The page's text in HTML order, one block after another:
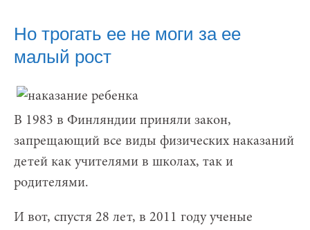
Но трогать ее не моги за ее
малый рост
В 1983 в Финляндии приняли закон,
запрещающий все виды физических наказаний
детей как учителями в школах, так и
родителями.
И вот, спустя 28 лет, в 2011 году ученые